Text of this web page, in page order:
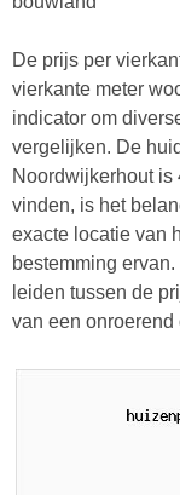
De prijs per
vierkante meter
indicator om
vergelijken. De
Noordwijkerhout is
vinden, is het
exacte locatie van
bestemming
leiden tussen de
van een